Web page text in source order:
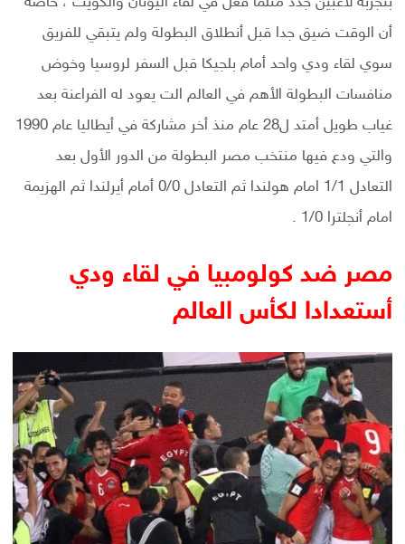
أن الوقت ضيق جدا قبل أنطلاق البطولة ولم يتبقي للفريق
سوي لقاء ودي واحد أمام بلجيكا قبل السفر لروسيا وخوض
منافسات البطولة الأهم في العالم الت يعود له الفراعنة بعد
غياب طويل أمتد ل28 عام منذ أخر مشاركة في أيطاليا عام 1990
والتي ودع فيها منتخب مصر البطولة من الدور الأول بعد
التعادل 1/1 امام هولندا ثم التعادل 0/0 أمام أيرلندا ثم الهزيمة
امام أنجلترا 1/0 .
مصر ضد كولومبيا في لقاء ودي
أستعدادا لكأس العالم